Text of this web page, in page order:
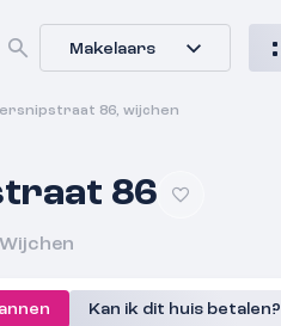
Makelaars
86, wijchen
86
Wijchen
Kan ik dit huis betalen?